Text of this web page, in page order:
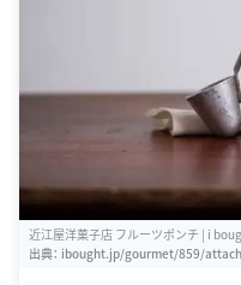
近江屋洋菓子店 フルーツポンチ | i
出典： ibought.jp/gourmet/859/